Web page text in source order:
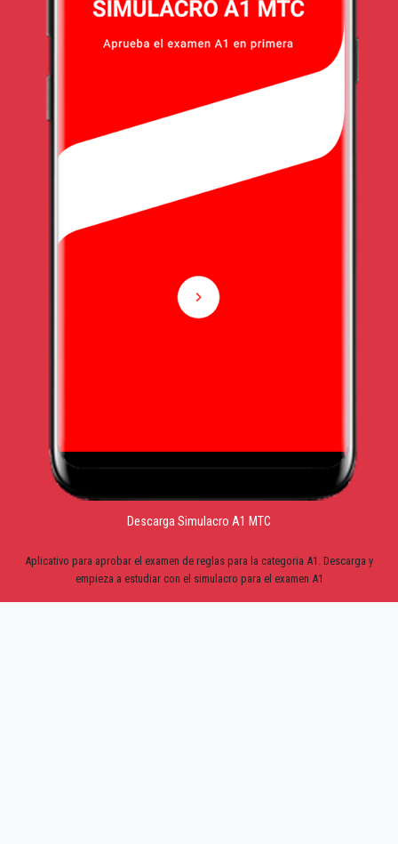
Descarga Simulacro A1 MTC
Aplicativo para aprobar el examen de reglas para la categoria A1. Descarga y
empieza a estudiar con el simulacro para el examen A1